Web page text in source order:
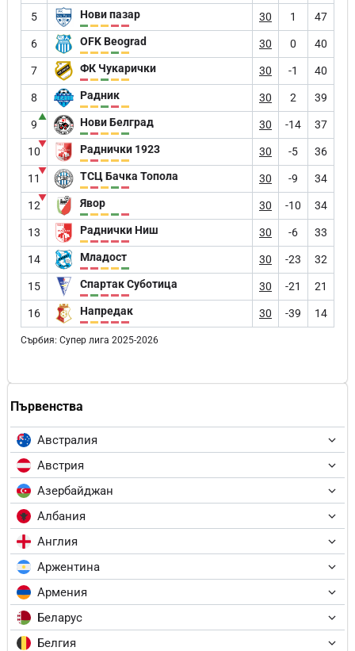
Първенства
Австралия
Австрия
Азербайджан
Албания
Англия
Аржентина
Армения
Беларус
Белгия
5 Нови пазар 30 1 47
6 OFK Beograd 30 0 40
7 ФК Чукарички 30 -1 40
8 Радник 30 2 39
9
▲ Нови Белград 30 -14 37
10
▼ Раднички 1923 30 -5 36
11
▼ ТСЦ Бачка Топола 30 -9 34
12
▼ Явор 30 -10 34
13 Раднички Ниш 30 -6 33
14 Младост 30 -23 32
15 Спартак Суботица 30 -21 21
16 Напредак 30 -39 14
Сърбия: Супер лига 2025-2026